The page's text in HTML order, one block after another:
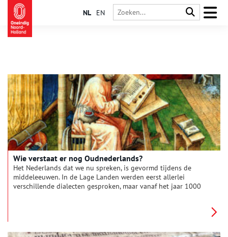
NL EN
Wie verstaat er nog Oudnederlands?
Het Nederlands dat we nu spreken, is gevormd tijdens de
middeleeuwen. In de Lage Landen werden eerst allerlei
verschillende dialecten gesproken, maar vanaf het jaar 1000
te begrijpen?